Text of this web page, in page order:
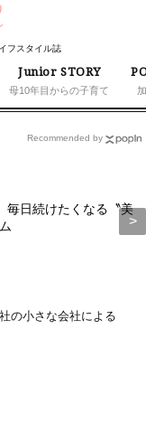
フスタイル誌
Junior STORY
母10年目からの子育て
毎日続けたくなる〝美
Recommended by
の小さな会社による